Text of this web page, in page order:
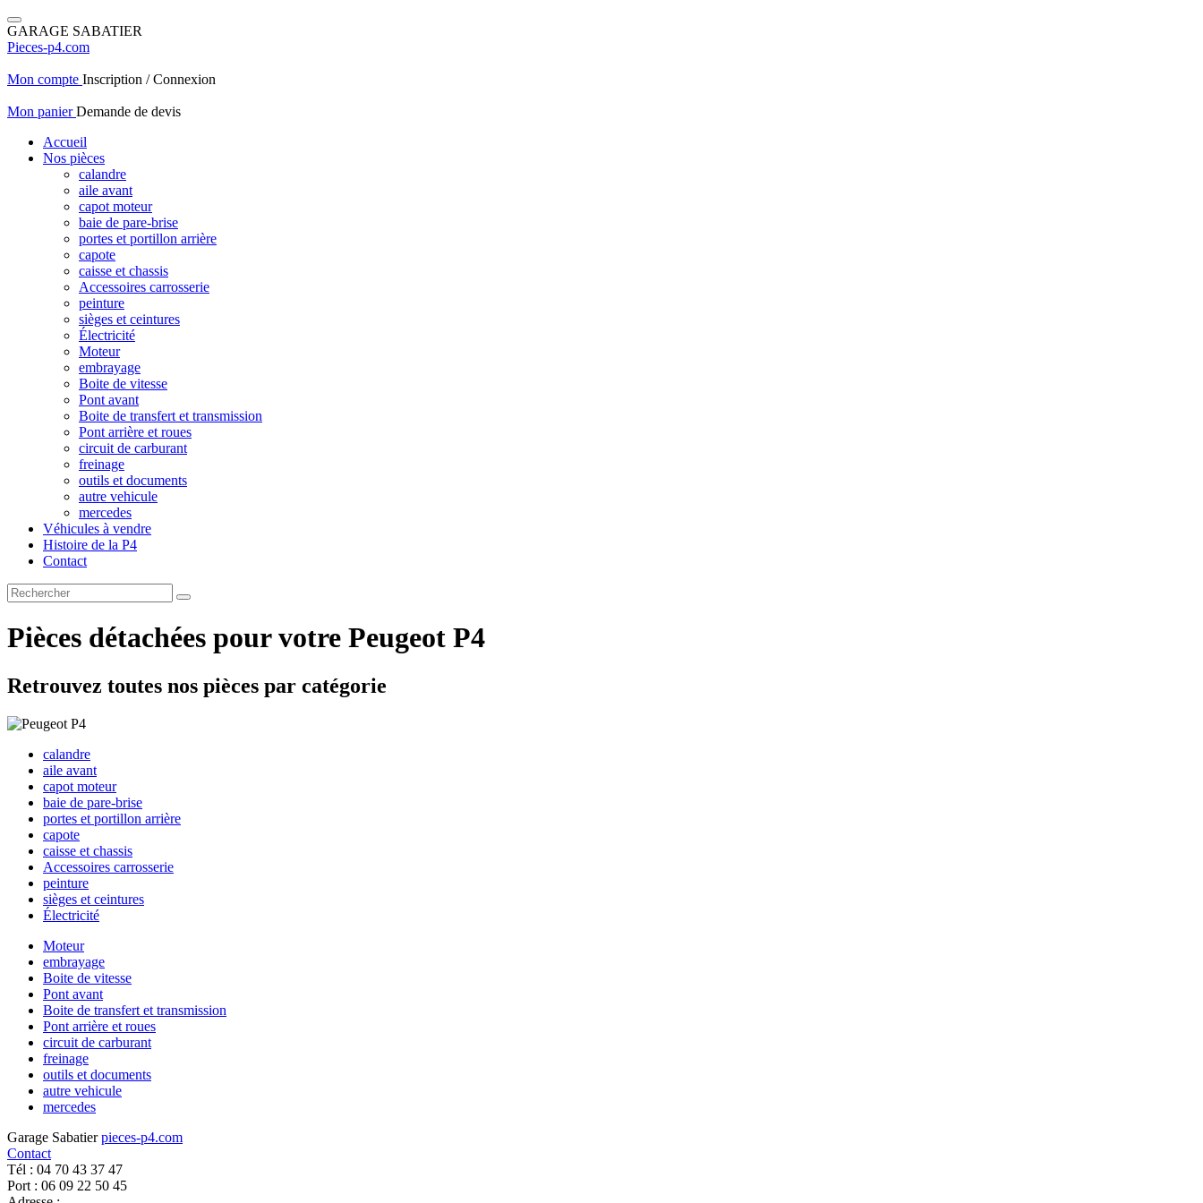
GARAGE SABATIER
Pieces-p4.com
Mon compte Inscription / Connexion
Mon panierDemande de devis
Accueil
Nos pièces
calandre
aile avant
capot moteur
baie de pare-brise
portes et portillon arrière
capote
caisse et chassis
Accessoires carrosserie
peinture
sièges et ceintures
Électricité
Moteur
embrayage
Boite de vitesse
Pont avant
Boite de transfert et transmission
Pont arrière et roues
circuit de carburant
freinage
outils et documents
autre vehicule
mercedes
Véhicules à vendre
Histoire de la P4
Contact
Pièces détachées pour votre Peugeot P4
Retrouvez toutes nos pièces par catégorie
calandre
aile avant
capot moteur
baie de pare-brise
portes et portillon arrière
capote
caisse et chassis
Accessoires carrosserie
peinture
sièges et ceintures
Électricité
Moteur
embrayage
Boite de vitesse
Pont avant
Boite de transfert et transmission
Pont arrière et roues
circuit de carburant
freinage
outils et documents
autre vehicule
mercedes
Garage Sabatierpieces-p4.com
Contact
Tél : 04 70 43 37 47
Port : 06 09 22 50 45